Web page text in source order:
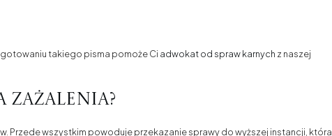
takiego pisma pomoże Ci adwokat od spraw karnych z naszej
zażalenia?
Przede wszystkim powoduje przekazanie sprawy do wyższej instancji, która